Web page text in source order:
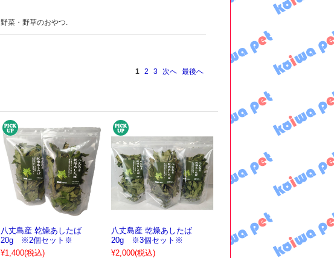
野菜・野草のおやつ.
1 2 3 次へ 最後へ
八丈島産 乾燥あしたば
20g ※2個セット※
¥1,400(税込)
八丈島産 乾燥あしたば
20g ※3個セット※
¥2,000(税込)